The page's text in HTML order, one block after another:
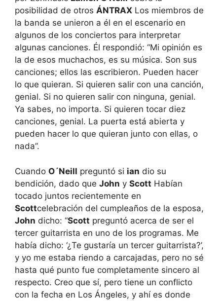
posibilidad de otros ÁNTRAX Los miembros de
la banda se unieron a él en el escenario en
algunos de los conciertos para interpretar
algunas canciones. Él respondió: “Mi opinión es
la de esos muchachos, es su música. Son sus
canciones; ellos las escribieron. Pueden hacer
lo que quieran. Si quieren salir con una canción,
genial. Si no quieren salir con ninguna, genial.
Ya sabes, no importa. Si quieren tocar diez
canciones, genial. La puerta está abierta y
pueden hacer lo que quieran junto con ellas, o
nada”.
Cuando O´Neill preguntó si ian dio su
bendición, dado que John y Scott Habían
tocado juntos recientemente en
Scottcelebración del cumpleaños de la esposa,
John dicho: “Scott preguntó acerca de ser el
tercer guitarrista en uno de los programas. Me
había dicho: ‘¿Te gustaría un tercer guitarrista?’,
y yo me estaba riendo a carcajadas, pero no sé
hasta qué punto fue completamente sincero al
respecto. Creo que sí, pero tiene un conflicto
con la fecha en Los Ángeles, y ahí es donde